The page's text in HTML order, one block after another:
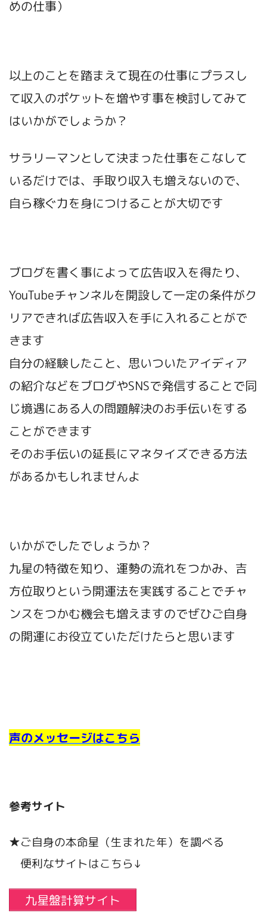
めの仕事）
以上のことを踏まえて現在の仕事にプラスし
て収入のポケットを増やす事を検討してみて
はいかがでしょうか？
サラリーマンとして決まった仕事をこなして
いるだけでは、手取り収入も増えないので、
自ら稼ぐ力を身につけることが大切です
ブログを書く事によって広告収入を得たり、
YouTubeチャンネルを開設して一定の条件がク
リアできれば広告収入を手に入れることがで
きます
自分の経験したこと、思いついたアイディア
の紹介などをブログやSNSで発信することで同
じ境遇にある人の問題解決のお手伝いをする
ことができます
そのお手伝いの延長にマネタイズできる方法
があるかもしれませんよ
いかがでしたでしょうか？
九星の特徴を知り、運勢の流れをつかみ、吉
方位取りという開運法を実践することでチャ
ンスをつかむ機会も増えますのでぜひご自身
の開運にお役立ていただけたらと思います
声のメッセージはこちら
参考サイト
★ご自身の本命星（生まれた年）を調べる
便利なサイトはこちら↓
九星盤計算サイト